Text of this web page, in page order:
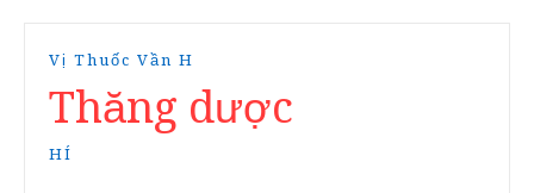
Vị Thuốc Vần H
Thăng dược
HÍ